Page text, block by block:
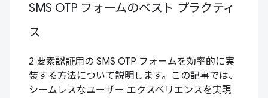
SMS OTP フォームのベスト プラクティ
ス
2 要素認証用の SMS OTP フォームを効率的に実
装する方法について説明します。この記事では、
シームレスなユーザー エクスペリエンスを実現